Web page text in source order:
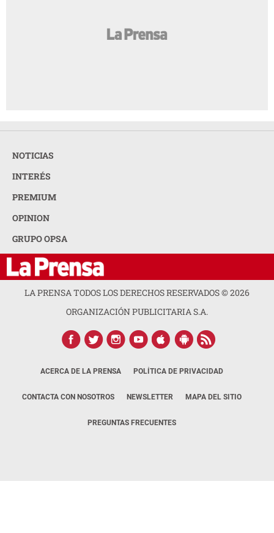
NOTICIAS
INTERÉS
PREMIUM
OPINION
GRUPO OPSA
LA PRENSA TODOS LOS DERECHOS RESERVADOS ©2026
ORGANIZACIÓN PUBLICITARIA S.A.
ACERCA DE LA PRENSA POLÍTICA DE PRIVACIDAD
CONTACTA CON NOSOTROS NEWSLETTER MAPA DEL SITIO
PREGUNTAS FRECUENTES